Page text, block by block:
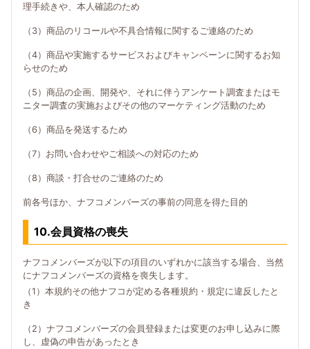
理手続きや、本人確認のため
（3）商品のリコールや不具合情報に関するご連絡のため
（4）商品や実施するサービスおよびキャンペーンに関するお知
らせのため
（5）商品の企画、開発や、それに伴うアンケート調査またはモ
ニター調査の実施およびその他のマーケティング活動のため
（6）商品を発送するため
（7）お問い合わせやご相談への対応のため
（8）商談・打合せのご連絡のため
前各号ほか、ナフコメンバーズの事前の同意を得た目的
10.会員資格の喪失
ナフコメンバーズが以下の項目のいずれかに該当する場合、当然
にナフコメンバーズの資格を喪失します。
（1）本規約その他ナフコが定める各種規約・規定に違反したと
き
（2）ナフコメンバーズの会員登録または変更のお申し込みに際
し、虚偽の申告があったとき